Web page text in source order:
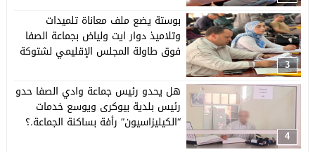
3
بوستة يضع ملف معاناة تلميدات
وتلاميذ دوار ايت ولياض بجماعة الصفا
فوق طاولة المجلس الإقليمي لشتوكة
الازمة
4
هل يحدو رئيس جماعة وادي الصفا حدو
رئيس بلدية بيوكرى ويوسع خدمات
“الكيليزاسيون” رأفة بساكنة الجماعة.؟